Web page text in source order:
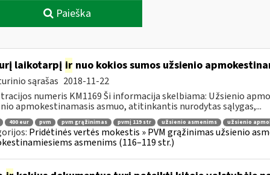
Paieška
laikotarpį irnuo kokios sumos užsienio
sąrašas 2018-11-22
numeris KM1169 Ši informacija skelbiama: Užsienio
apmokestinamasis asmuo, atitinkantis nurodytas sąlygas,...
400 eur pvm pvm grąžinimas pvmį 119 str užsienio asmenims užsienio
Pridėtinės vertės mokestis » PVM grąžinimas užsienio
asmenims (116–119 str.)